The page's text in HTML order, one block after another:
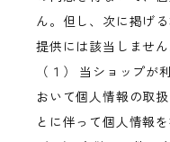
ん。但し、次に掲げ
提供には該当しません
（１） 当ショップが
おいて個人情報の取
とに伴って個人情報